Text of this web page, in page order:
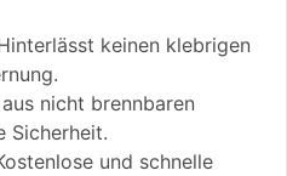
keinen klebrigen
nicht brennbaren
Sicherheit.
und schnelle